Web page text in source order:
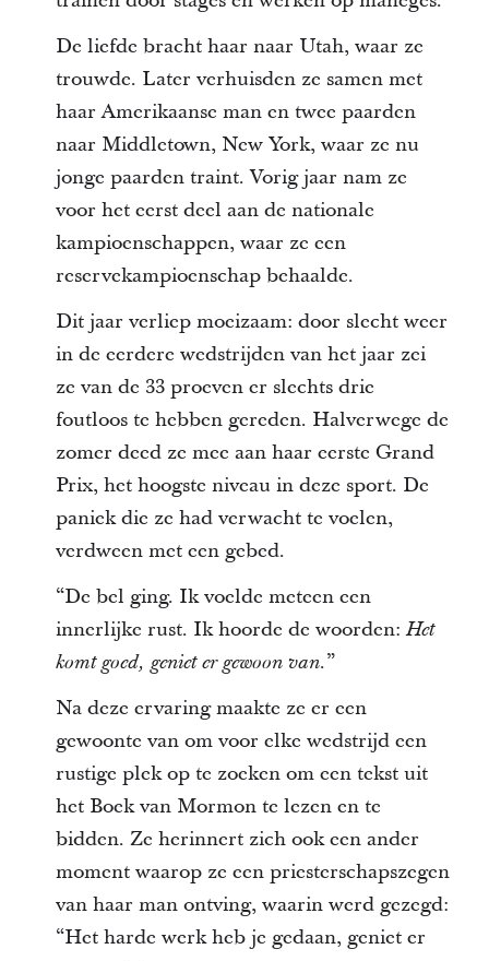
De liefde bracht haar naar Utah, waar ze
trouwde. Later verhuisden ze samen met
haar Amerikaanse man en twee paarden
naar Middletown, New York, waar ze nu
jonge paarden traint. Vorig jaar nam ze
voor het eerst deel aan de nationale
kampioenschappen, waar ze een
reservekampioenschap behaalde.
Dit jaar verliep moeizaam: door slecht weer
in de eerdere wedstrijden van het jaar zei
ze van de 33 proeven er slechts drie
foutloos te hebben gereden. Halverwege de
zomer deed ze mee aan haar eerste Grand
Prix, het hoogste niveau in deze sport. De
paniek die ze had verwacht te voelen,
verdween met een gebed.
“De bel ging. Ik voelde meteen een
innerlijke rust. Ik hoorde de woorden:Het
komt goed, geniet er gewoon van.”
Na deze ervaring maakte ze er een
gewoonte van om voor elke wedstrijd een
rustige plek op te zoeken om een tekst uit
het Boek van Mormon te lezen en te
bidden. Ze herinnert zich ook een ander
moment waarop ze een priesterschapszegen
van haar man ontving, waarin werd gezegd:
“Het harde werk heb je gedaan, geniet er